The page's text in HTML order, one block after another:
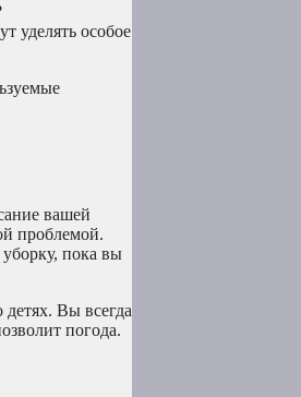
уделять особое
вашей
проблемой.
уборку, пока вы
Вы всегда
погода.